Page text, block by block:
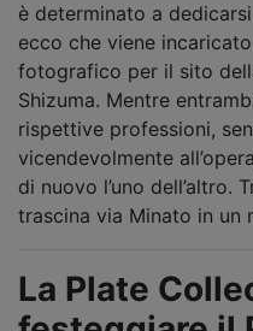
è determinato a
ecco che viene
fotografico per il sito
Shizuma. Mentre
rispettive professioni,
vicendevolmente
di nuovo l’uno dell’altro.
trascina via Minato in un
La Plate